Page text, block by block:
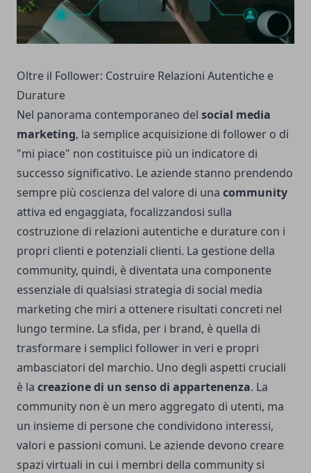
Oltre il Follower: Costruire Relazioni Autentiche e
Durature
Nel panorama contemporaneo del social media
marketing, la semplice acquisizione di follower o di
"mi piace" non costituisce più un indicatore di
successo significativo. Le aziende stanno prendendo
sempre più coscienza del valore di una community
attiva ed engaggiata, focalizzandosi sulla
costruzione di relazioni autentiche e durature con i
propri clienti e potenziali clienti. La gestione della
community, quindi, è diventata una componente
essenziale di qualsiasi strategia di social media
marketing che miri a ottenere risultati concreti nel
lungo termine. La sfida, per i brand, è quella di
trasformare i semplici follower in veri e propri
ambasciatori del marchio. Uno degli aspetti cruciali
è la creazione di un senso di appartenenza. La
community non è un mero aggregato di utenti, ma
un insieme di persone che condividono interessi,
valori e passioni comuni. Le aziende devono creare
spazi virtuali in cui i membri della community si